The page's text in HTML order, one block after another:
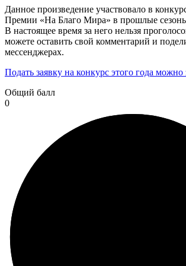
Данное произведение участвовало в
Премии «На Благо Мира» в прошлые
В настоящее время за него нельзя
можете оставить свой комментарий и
мессенджерах.
Подать заявку на конкурс этого года можно
Общий балл
0